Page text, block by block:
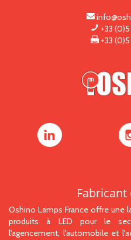
+33
+33 (0)5
Oshino
Oshino Lamps France offre une
produits à LED pour le
l'agencement, l'automobile et